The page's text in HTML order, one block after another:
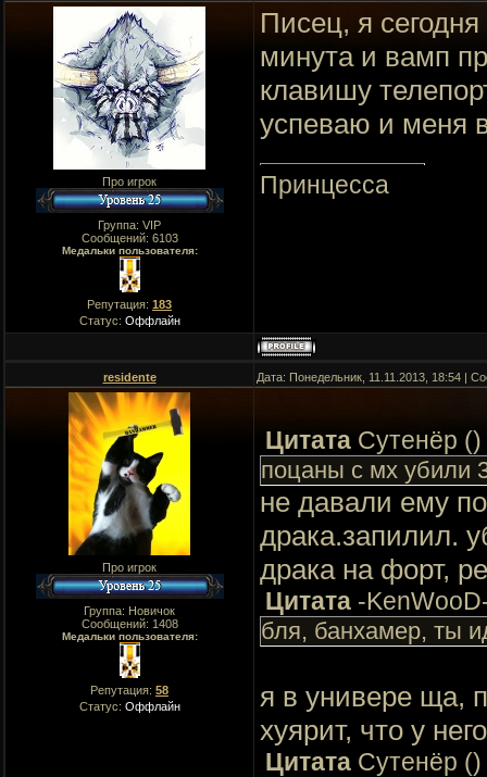
Про игрок
Группа: VIP
Сообщений: 6103
Медальки пользователя:
Репутация: 183
Статус: Оффлайн
Писец, я
минута и вамп
клавишу
успеваю и меня
Принцесса
residente Дата: Понедельник, 11.11.2013, 18:54 |
Про игрок
Группа: Новичок
Сообщений: 1408
Медальки пользователя:
Репутация: 58
Статус: Оффлайн
Цитата Сутенёр ()
поцаны с мх убили
не давали ему
драка.запилил.
драка на форт,
Цитата -
бля, банхамер, ты
я в универе ща,
хуярит, что у
Цитата Сутенёр ()